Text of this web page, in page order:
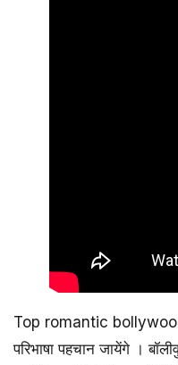
Top romantic bollywood
परिभाषा पहचान जायेंगे ।